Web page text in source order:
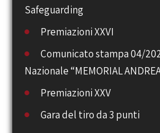
Safeguarding
Premiazioni XXVI
Comunicato stampa 04/
Nazionale “MEMORIAL
Premiazioni XXV
Gara del tiro da 3 punti